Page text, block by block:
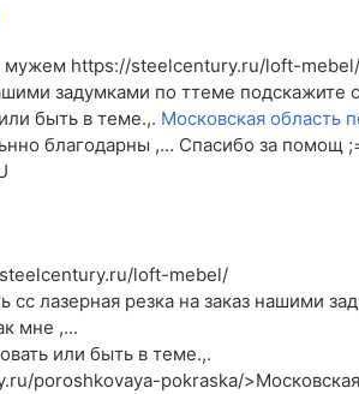
https://steelcentury.ru/loft-mebel/
задумками по ттеме подскажите
быть в теме.,. Московская область
благодарны ,… Спасибо за помощ
loft-mebel/
cc лазерная резка на заказ нашими
мне ,...
или быть в теме.,.
poroshkovaya-pokraska/